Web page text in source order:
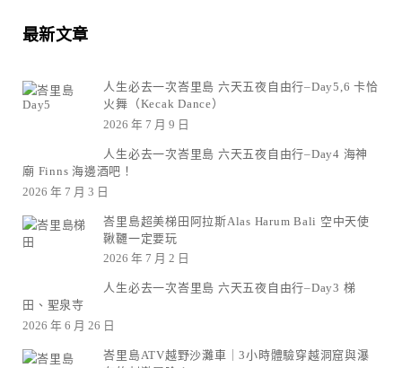
最新文章
人生必去一次峇里島 六天五夜自由行–Day5,6 卡恰
火舞（Kecak Dance）
2026 年 7 月 9 日
人生必去一次峇里島 六天五夜自由行–Day4 海神
廟 Finns 海邊酒吧！
2026 年 7 月 3 日
峇里島超美梯田阿拉斯Alas Harum Bali 空中天使
鞦韆一定要玩
2026 年 7 月 2 日
人生必去一次峇里島 六天五夜自由行–Day3 梯
田、聖泉寺
2026 年 6 月 26 日
峇里島ATV越野沙灘車｜3小時體驗穿越洞窟與瀑